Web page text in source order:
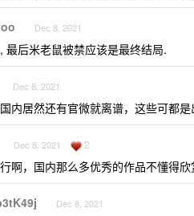
Dec 8, 2021
最后米老鼠被禁应该是最终结局.
Dec 8, 2021
内居然还有官微就离谱，这些可都
Dec 8, 2021 2
啊，国内那么多优秀的作品不懂得
Dec 8, 2021